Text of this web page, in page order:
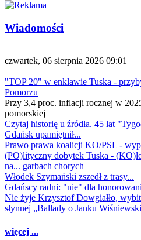
Wiadomości
czwartek, 06 sierpnia 2026 09:01
"TOP 20" w enklawie Tuska -
Pomorzu
Przy 3,4 proc. inflacji rocznej w
pomorskiej
Czytaj historię u źródła. 45 lat
Gdańsk upamiętnił...
Prawo prawa koalicji KO/PSL -
(PO)lityczny dobytek Tuska -
na... garbach chorych
Włodek Szymański zszedł z trasy...
Gdańscy radni: "nie" dla
Nie żyje Krzysztof Dowgiałło,
słynnej „Ballady o Janku
więcej ...